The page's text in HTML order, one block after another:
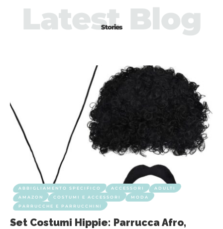
Stories
Latest Blog
ABBIGLIAMENTO SPECIFICO ACCESSORI
ADULTI
AMAZON
COSTUMI E ACCESSORI
MODA
PARRUCCHE E PARRUCCHINI
Set Costumi Hippie: Parrucca Afro,